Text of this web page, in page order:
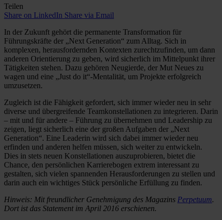
Teilen
Share on LinkedIn Share via Email
In der Zukunft gehört die permanente Transformation für
Führungskräfte der „Next Generation“ zum Alltag. Sich in
komplexen, herausfordernden Kontexten zurechtzufinden, um dann
anderen Orientierung zu geben, wird sicherlich im Mittelpunkt ihrer
Tätigkeiten stehen. Dazu gehören Neugierde, der Mut Neues zu
wagen und eine „Just do it“-Mentalität, um Projekte erfolgreich
umzusetzen.
Zugleich ist die Fähigkeit gefordert, sich immer wieder neu in sehr
diverse und übergreifende Teamkonstellationen zu integrieren. Darin
– mit und für andere – Führung zu übernehmen und Leadership zu
zeigen, liegt sicherlich eine der großen Aufgaben der „Next
Generation“. Eine Leaderin wird sich dabei immer wieder neu
erfinden und anderen helfen müssen, sich weiter zu entwickeln.
Dies in stets neuen Konstellationen auszuprobieren, bietet die
Chance, den persönlichen Karrierebogen extrem interessant zu
gestalten, sich vielen spannenden Herausforderungen zu stellen und
darin auch ein wichtiges Stück persönliche Erfüllung zu finden.
Hinweis: Mit freundlicher Genehmigung des Magazins Perpetuum.
Dort ist das Statement im April 2016 erschienen.